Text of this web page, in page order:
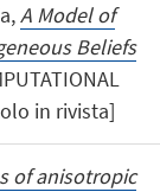
A Model of
Beliefs
in rivista]
of anisotropic